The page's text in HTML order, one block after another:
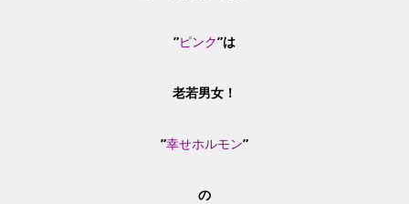
”ピンク”は
老若男女！
”幸せホルモン”
の